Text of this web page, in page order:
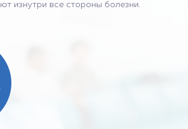
изнутри все стороны болезни.